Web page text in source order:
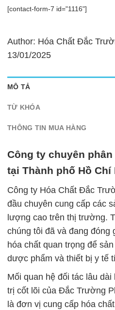
[contact-form-7 id="1116"]
Author: Hóa Chất Đắc
13/01/2025
MÔ TẢ
TỪ KHÓA
THÔNG TIN MUA HÀNG
Công ty chuyên
tại Thành phố Hồ Chí
Công ty Hóa Chất Đắc
đầu chuyên cung cấp các
lượng cao trên thị trường.
chúng tôi đã và đang đóng
hóa chất quan trọng để
dược phẩm và thiết bị y tế
Mối quan hệ đối tác lâu
trị cốt lõi của Đắc Trường
là đơn vị cung cấp hóa